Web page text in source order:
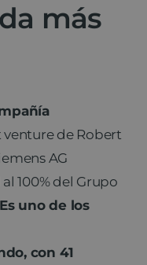
más
venture de Robert
AG
100% del Grupo
Es uno de los
con 41